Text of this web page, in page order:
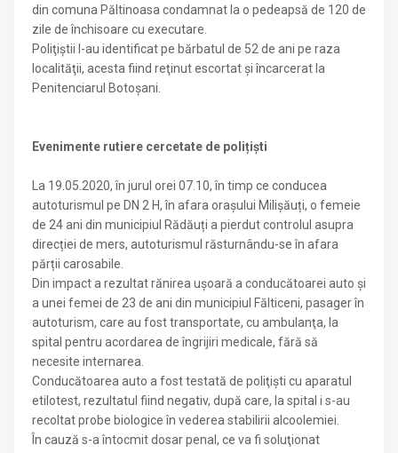
din comuna Păltinoasa condamnat la o pedeapsă de 120 de
zile de închisoare cu executare.
Poliţiştii l-au identificat pe bărbatul de 52 de ani pe raza
localităţii, acesta fiind reţinut escortat şi încarcerat la
Penitenciarul Botoşani.
Evenimente rutiere cercetate de polițiști
La 19.05.2020, în jurul orei 07.10, în timp ce conducea
autoturismul pe DN 2 H, în afara oraşului Milișăuți, o femeie
de 24 ani din municipiul Rădăuți a pierdut controlul asupra
direcției de mers, autoturismul răsturnându-se în afara
părții carosabile.
Din impact a rezultat rănirea uşoară a conducătoarei auto şi
a unei femei de 23 de ani din municipiul Fălticeni, pasager în
autoturism, care au fost transportate, cu ambulanţa, la
spital pentru acordarea de îngrijiri medicale, fără să
necesite internarea.
Conducătoarea auto a fost testată de poliţişti cu aparatul
etilotest, rezultatul fiind negativ, după care, la spital i s-au
recoltat probe biologice în vederea stabilirii alcoolemiei.
În cauză s-a întocmit dosar penal, ce va fi soluţionat